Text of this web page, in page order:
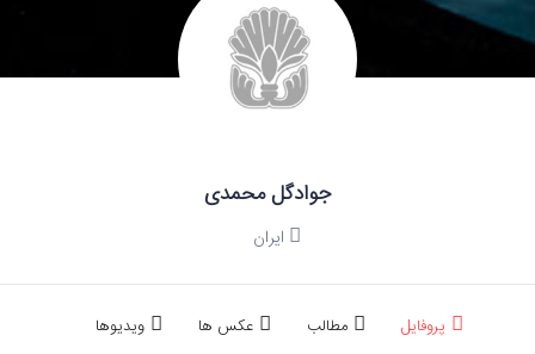
جوادگل محمدی
ایران
پروفایل مطالب عکس ها ویدیوها